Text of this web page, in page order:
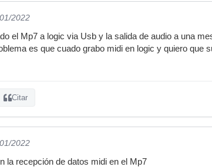
2022
el Mp7 a logic via Usb y la salida de audio a una
es que cuado grabo midi en logic y quiero que
Citar
2022
la recepción de datos midi en el Mp7